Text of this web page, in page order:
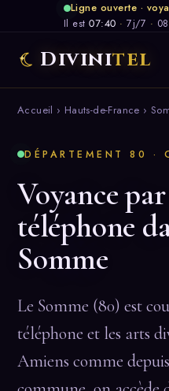
Ligne ouverte ·
Il est 07:40 · 7j/7 ·
Divinitel
Accueil › Hauts-de-France ›
DÉPARTEMENT 80 ·
Voyance par
téléphone
Somme
Le Somme (80) est
téléphone et les arts
Amiens comme